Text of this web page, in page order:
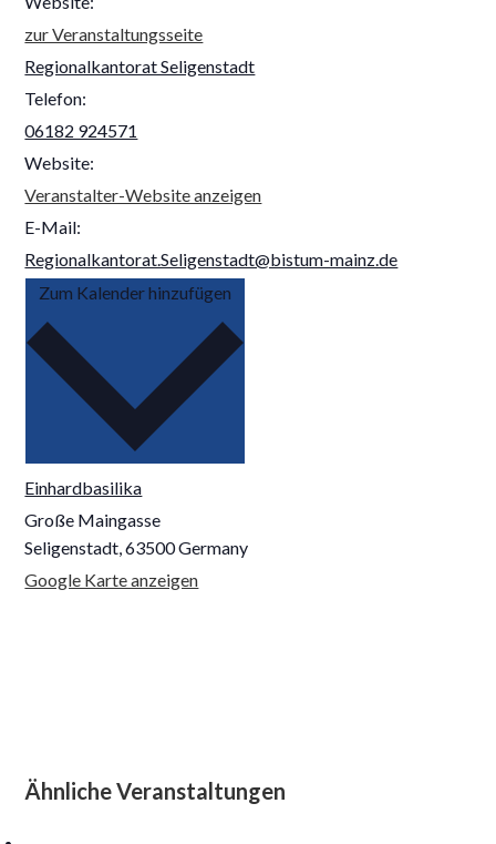
zur Veranstaltungsseite
Regionalkantorat Seligenstadt
Telefon:
06182 924571
Website:
Veranstalter-Website anzeigen
E-Mail:
Regionalkantorat.Seligenstadt@bistum-mainz.de
Einhardbasilika
Große Maingasse
Seligenstadt,63500Germany
Google Karte anzeigen
Ähnliche Veranstaltungen